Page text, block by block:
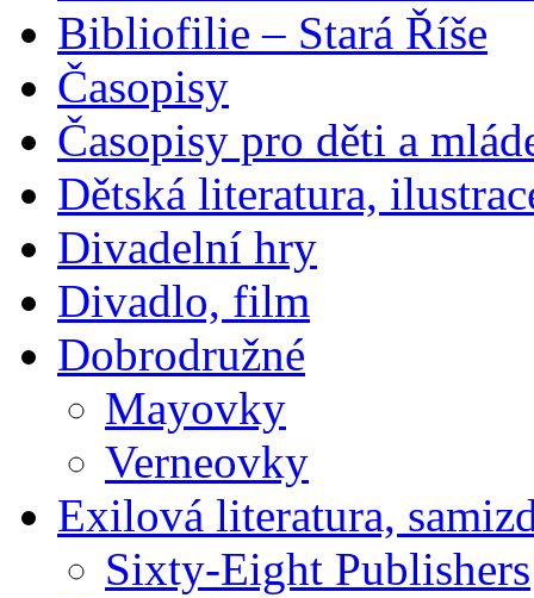
Bibliofilie – Stará Říše
Časopisy
Časopisy pro děti a
Dětská literatura,
Divadelní hry
Divadlo, film
Dobrodružné
Mayovky
Verneovky
Exilová literatura,
Sixty-Eight Publishers